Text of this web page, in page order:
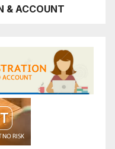
& ACCOUNT